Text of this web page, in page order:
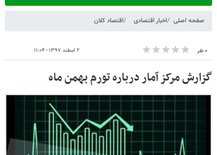
صفحه اصلی اخبار اقتصادی اقتصاد کلان
۰ نفر ۲ اسفند ۱۳۹۷ - ۱۱:۰۴
گزارش مرکز آمار درباره تورم بهمن ماه